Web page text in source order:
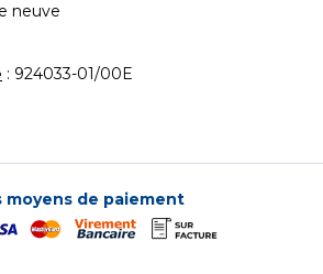
neuve
: 924033-01/00E
moyens de paiement